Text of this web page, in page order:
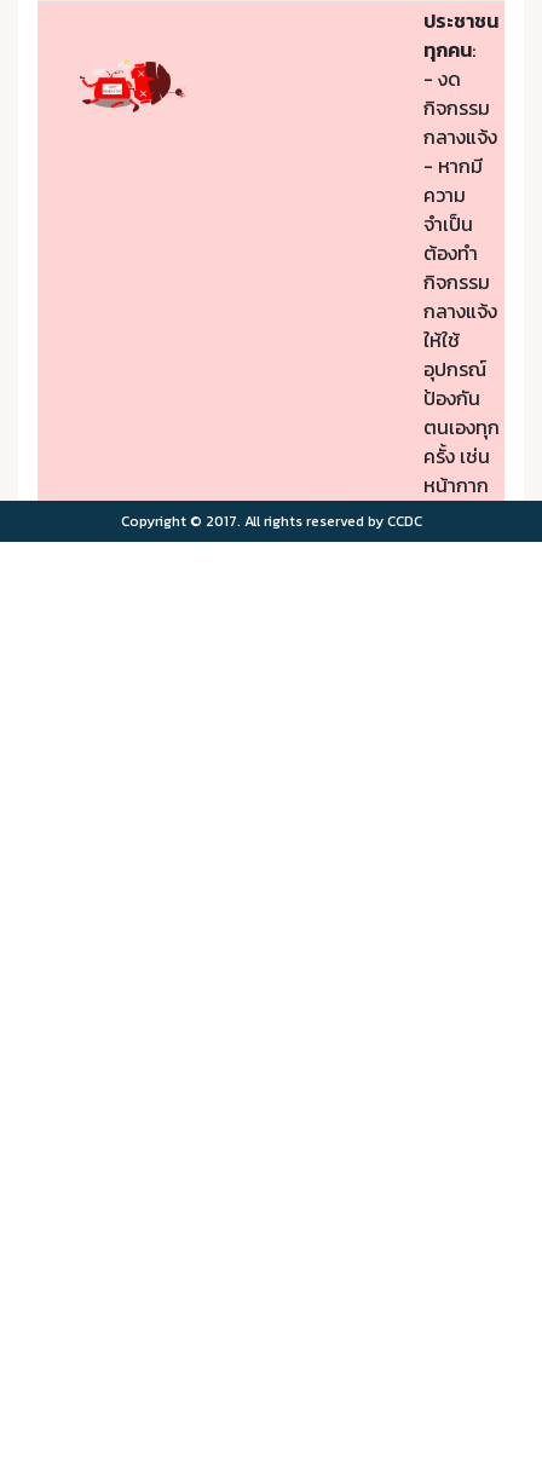
ประชาชน
ทุกคน:
- งด
กิจกรรม
กลางแจ้ง
- หากมี
ความ
จำเป็น
ต้องทำ
กิจกรรม
กลางแจ้ง
ให้ใช้
อุปกรณ์
ป้องกัน
ตนเองทุก
ครั้ง เช่น
หน้ากาก
PM2.5
Copyright © 2017. All rights reserved by CCDC